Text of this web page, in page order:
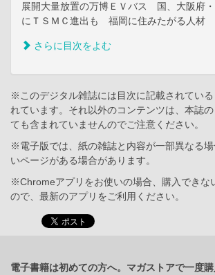
展開大量放置の万博ＥＶバス 国、大阪府
にＴＳＭＣ進出も 福岡に住みたがる人材
さらに目次をよむ
※このデジタル雑誌には目次に記載されている
れています。それ以外のコンテンツは、本誌
ても含まれていませんのでご注意ください。
※電子版では、紙の雑誌と内容が一部異なる
いページがある場合があります。
※Chromeアプリをお使いの場合、購入できな
ので、最新のアプリをご利用ください。
電子書籍は初めての方へ。マガストアで一度